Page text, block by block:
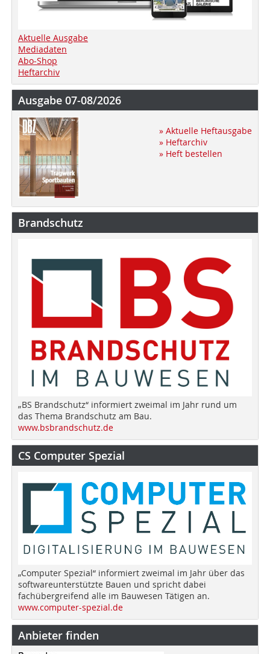
Aktuelle Ausgabe
Mediadaten
Abo-Shop
Heftarchiv
Ausgabe 07-08/2026
» Aktuelle Heftausgabe
» Heftarchiv
» Heft bestellen
Brandschutz
„BS Brandschutz“ informiert zweimal im Jahr rund um
das Thema Brandschutz am Bau.
www.bsbrandschutz.de
CS Computer Spezial
„Computer Spezial“ informiert zweimal im Jahr über das
softwareunterstützte Bauen und spricht dabei
fachübergreifend alle im Bauwesen Tätigen an.
www.computer-spezial.de
Anbieter finden